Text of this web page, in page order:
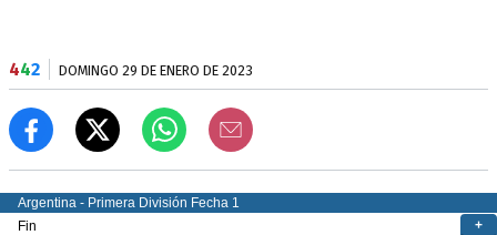
442 DOMINGO 29 DE ENERO DE 2023